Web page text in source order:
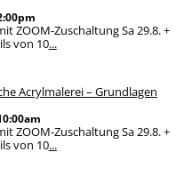
ZOOM-Zuschaltung Sa 29.8. +
von 10...
Acrylmalerei – Grundlagen
ZOOM-Zuschaltung Sa 29.8. +
von 10...